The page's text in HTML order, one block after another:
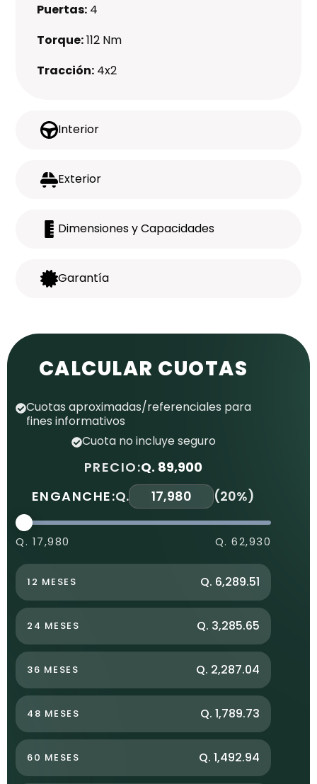
Interior
Exterior
Dimensiones y Capacidades
Garantía
Puertas: 4
Torque:112 Nm
Tracción: 4x2
CALCULAR CUOTAS
Cuotas aproximadas/referenciales para
fines informativos
Cuota no incluye seguro
PRECIO:Q. 89,900
ENGANCHE:Q. (20%)
Q. 17,980 Q. 62,930
12 MESES Q. 6,289.51
24 MESES Q. 3,285.65
36 MESES Q. 2,287.04
48 MESES Q. 1,789.73
60 MESES Q. 1,492.94